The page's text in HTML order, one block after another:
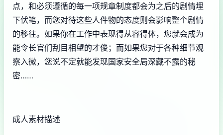
点，和必须遵循的每一项规章制度都会为之后的剧情埋
下伏笔，而您对待这些人件物的态度则会影响整个剧情
的移往。如果你在工作中表现得从容得体，您就会成为
能令长官们刮目相望的才俊；而如果您对于各种细节观
察入微，您说不定就能发现国家安全局深藏不露的秘
密……
成人素材描述